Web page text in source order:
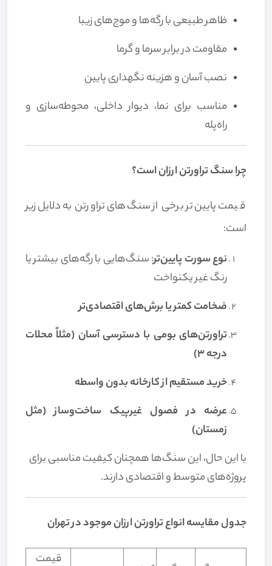
ظاهر طبیعی با رگه‌ها و موج‌های زیبا
مقاومت در برابر سرما و گرما
نصب آسان و هزینه نگهداری پایین
مناسب برای نما، دیوار داخلی، محوطه‌سازی و
راه‌پله
چرا سنگ تراورتن ارزان است؟
قیمت پایین‌تر برخی از سنگ‌های تراورتن به دلایل زیر
است:
نوع سورت پایین‌تر: سنگ‌هایی با رگه‌های بیشتر یا
رنگ غیر یکنواخت
ضخامت کمتر یا برش‌های اقتصادی‌تر
تراورتن‌های بومی با دسترسی آسان (مثلاً محلات
درجه ۳)
خرید مستقیم از کارخانه بدون واسطه
عرضه در فصول غیرپیک ساخت‌وساز (مثل
زمستان)
با این حال، این سنگ‌ها همچنان کیفیت مناسبی برای
پروژه‌های متوسط و اقتصادی دارند.
جدول مقایسه انواع تراورتن ارزان موجود در تهران
قیمت